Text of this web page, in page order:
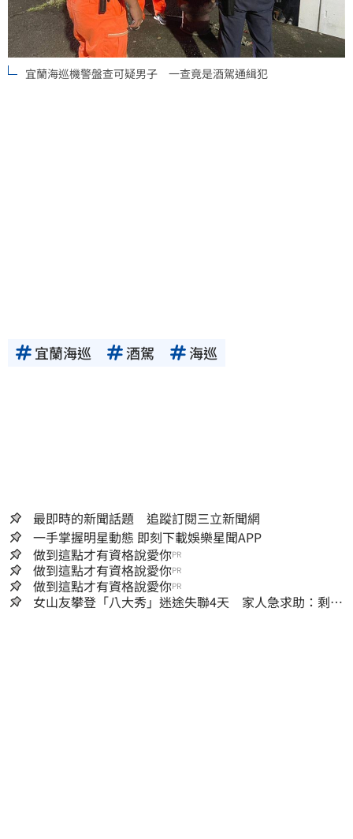
宜蘭海巡機警盤查可疑男子 一查竟是酒駕通緝犯
宜蘭海巡 酒駕 海巡
最即時的新聞話題 追蹤訂閱三立新聞網
一手掌握明星動態 即刻下載娛樂星聞APP
做到這點才有資格說愛你PR
做到這點才有資格說愛你PR
做到這點才有資格說愛你PR
女山友攀登「八大秀」迷途失聯4天 家人急求助：剩我